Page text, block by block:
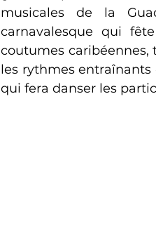
musicales de la
carnavalesque qui
coutumes
les rythmes
qui fera danser les